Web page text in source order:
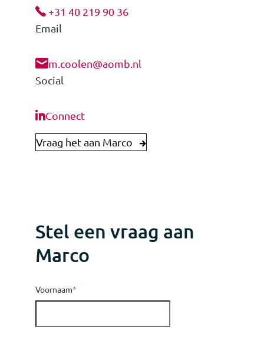
+31 40 219 90 36
Email
m.coolen@aomb.nl
Social
Connect
Vraag het aan Marco
Stel een vraag aan
Marco
Voornaam*